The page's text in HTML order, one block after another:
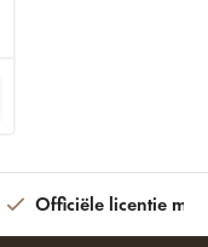
Officiële licentie met